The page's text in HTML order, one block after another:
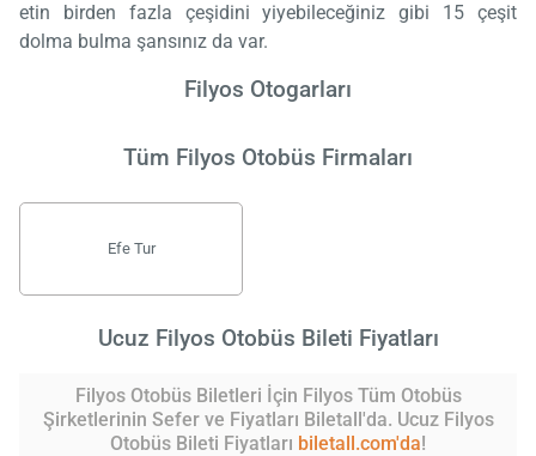
etin birden fazla çeşidini yiyebileceğiniz gibi 15 çeşit
dolma bulma şansınız da var.
Filyos Otogarları
Tüm Filyos Otobüs Firmaları
Efe Tur
Ucuz Filyos Otobüs Bileti Fiyatları
Filyos Otobüs Biletleri İçin Filyos Tüm Otobüs
Şirketlerinin Sefer ve Fiyatları Biletall'da. Ucuz Filyos
Otobüs Bileti Fiyatları biletall.com'da!